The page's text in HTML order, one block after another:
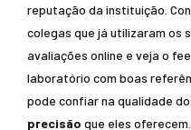
reputação da instituição.
colegas que já utilizaram os
avaliações online e veja o
laboratório com boas
pode confiar na qualidade
precisão que eles oferecem.